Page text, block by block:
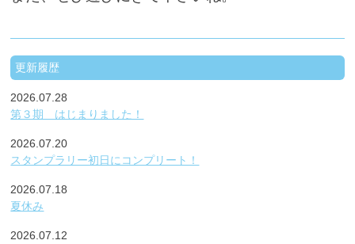
更新履歴
2026.07.28
第３期 はじまりました！
2026.07.20
スタンプラリー初日にコンプリート！
2026.07.18
夏休み
2026.07.12